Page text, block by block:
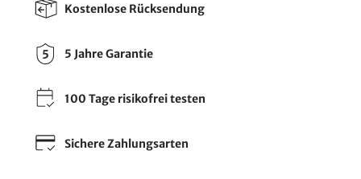
Kostenlose Rücksendung
5 Jahre Garantie
100 Tage risikofrei testen
Sichere Zahlungsarten